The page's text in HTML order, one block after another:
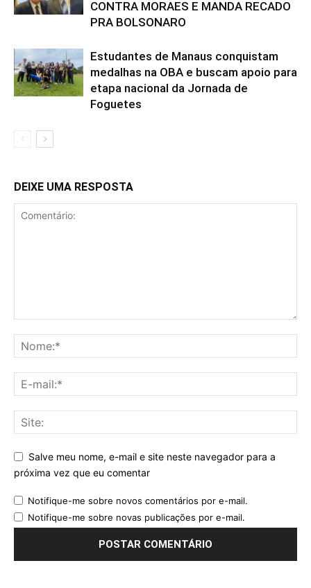
CONTRA MORAES E MANDA RECADO
PRA BOLSONARO
Estudantes de Manaus conquistam
medalhas na OBA e buscam apoio para
etapa nacional da Jornada de
Foguetes
DEIXE UMA RESPOSTA
Salve meu nome, e-mail e site neste navegador para a
próxima vez que eu comentar
Notifique-me sobre novos comentários por e-mail.
Notifique-me sobre novas publicações por e-mail.